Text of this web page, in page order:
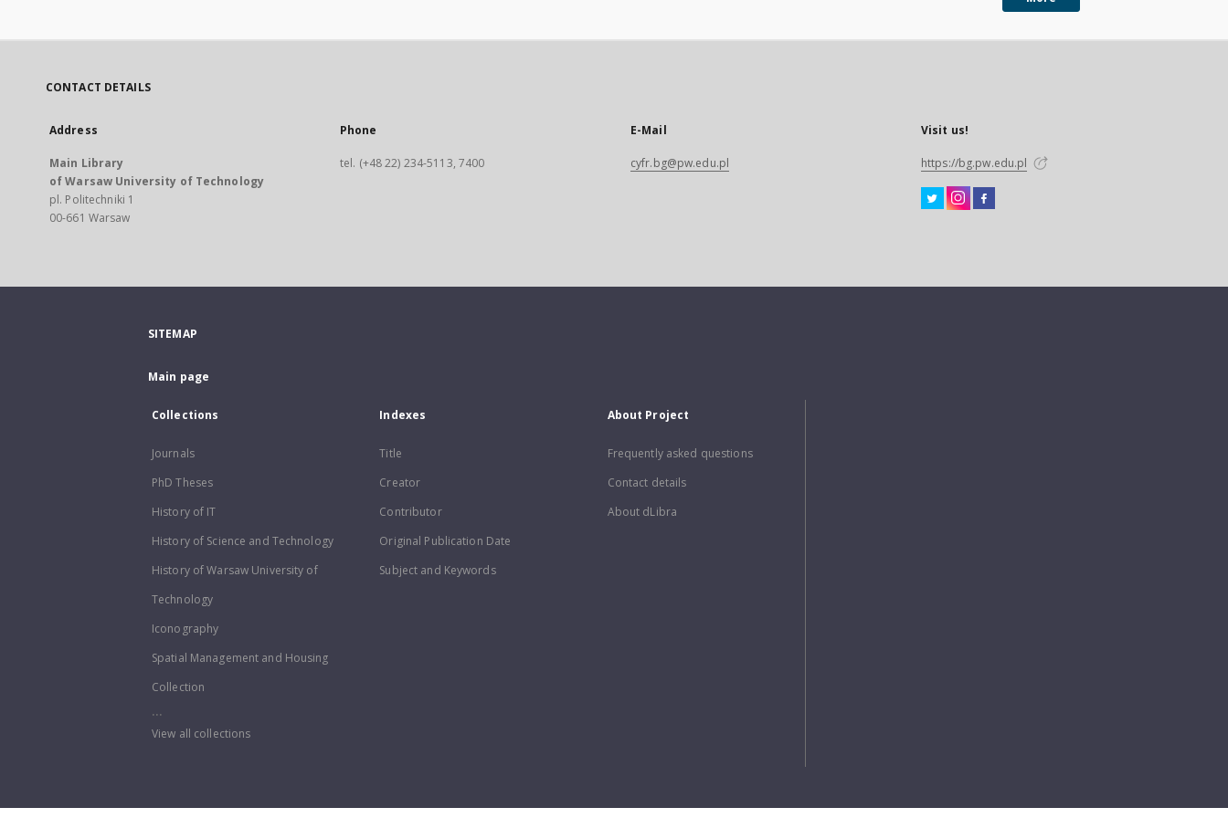
CONTACT DETAILS
Address
Main Library
of Warsaw University of Technology
pl. Politechniki 1
00-661 Warsaw
Phone
tel. (+48 22) 234-5113, 7400
E-Mail
cyfr.bg@pw.edu.pl
Visit us!
https://bg.pw.edu.pl
SITEMAP
Main page
Collections
Journals
PhD Theses
History of IT
History of Science and Technology
History of Warsaw University of
Technology
Iconography
Spatial Management and Housing
Collection
...
View all collections
Indexes
Title
Creator
Contributor
Original Publication Date
Subject and Keywords
About Project
Frequently asked questions
Contact details
About dLibra